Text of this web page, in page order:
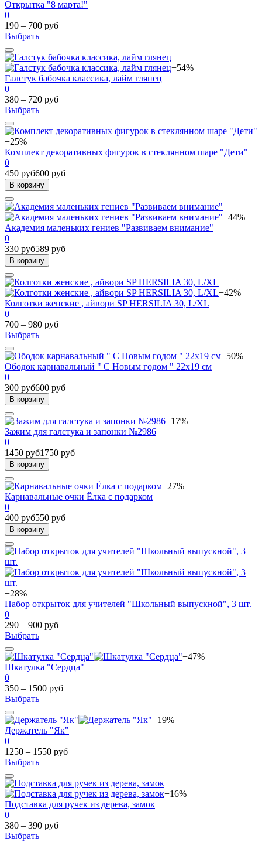
Открытка "8 марта!"
0
190 – 700 руб
Выбрать
−54%
Галстук бабочка классика, лайм глянец
0
380 – 720 руб
Выбрать
−25%
Комплект декоративных фигурок в стеклянном шаре "Дети"
0
450 руб600 руб
В корзину
−44%
Академия маленьких гениев "Развиваем внимание"
0
330 руб589 руб
В корзину
−42%
Колготки женские , айвори SP HERSILIA 30, L/XL
0
700 – 980 руб
Выбрать
−50%
Ободок карнавальный " С Новым годом " 22х19 см
0
300 руб600 руб
В корзину
−17%
Зажим для галстука и запонки №2986
0
1450 руб1750 руб
В корзину
−27%
Карнавальные очки Ёлка с подарком
0
400 руб550 руб
В корзину
−28%
Набор открыток для учителей "Школьный выпускной", 3 шт.
0
290 – 900 руб
Выбрать
−47%
Шкатулка "Сердца"
0
350 – 1500 руб
Выбрать
−19%
Держатель "Як"
0
1250 – 1550 руб
Выбрать
−16%
Подставка для ручек из дерева, замок
0
380 – 390 руб
Выбрать